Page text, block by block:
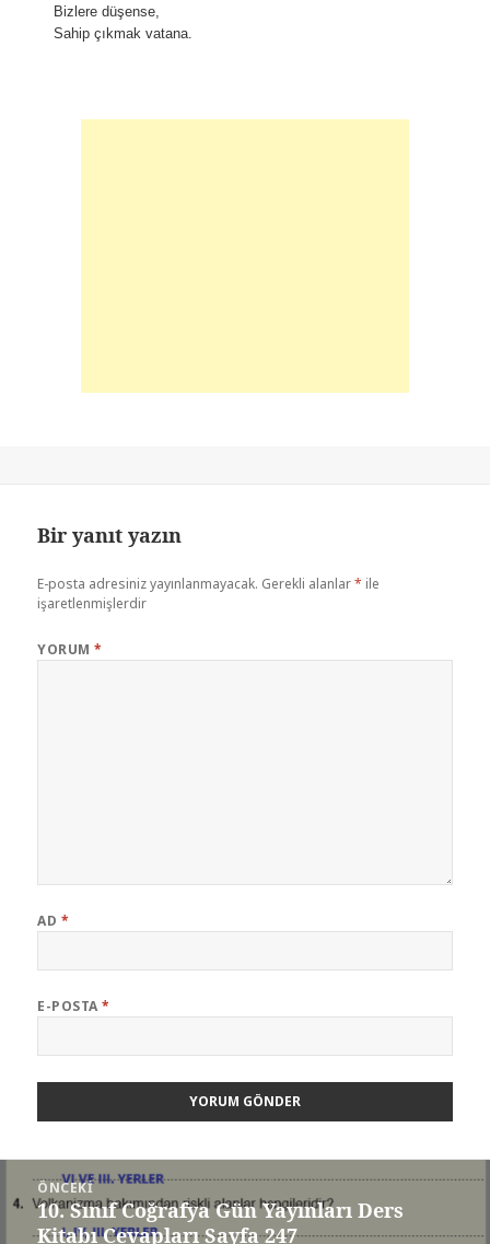
Bizlere düşense,
Sahip çıkmak vatana.
Bir yanıt yazın
E-posta adresiniz yayınlanmayacak. Gerekli alanlar* ile
işaretlenmişlerdir
YORUM*
AD *
E-POSTA*
gezinmesi
ÖNCEKI
Önceki
yazı:
10. Sınıf Coğrafya Gün Yayınları Ders
Kitabı Cevapları Sayfa 247